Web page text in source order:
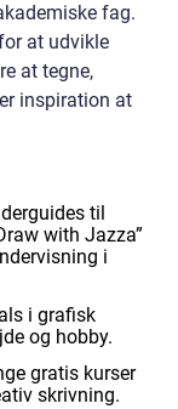
fag.
at udvikle
at tegne,
inspiration at
til
with Jazza”
i
i grafisk
og hobby.
gratis kurser
skrivning.